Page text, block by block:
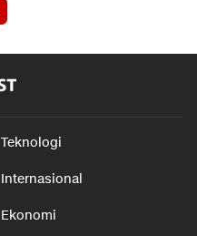
Teknologi
Internasional
Ekonomi